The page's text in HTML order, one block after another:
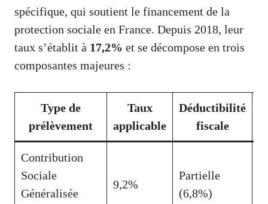
spécifique, qui soutient le financement de la
protection sociale en France. Depuis 2018, leur
taux s’établit à 17,2% et se décompose en trois
composantes majeures :
Type de
prélèvement
Taux
applicable
Déductibilité
fiscale
Contribution
Sociale
Généralisée
9,2%
Partielle
(6,8%)